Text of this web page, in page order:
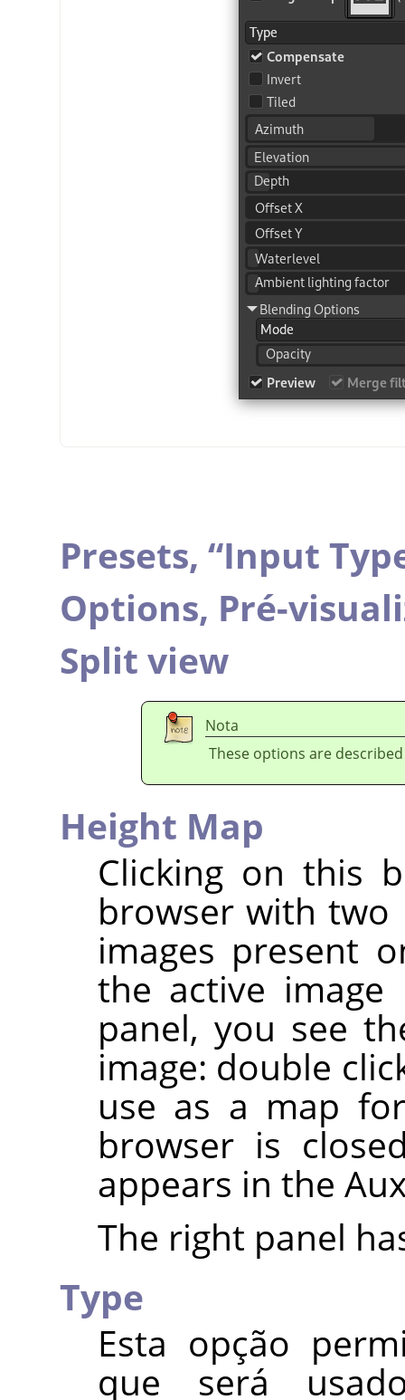
Presets, “Input
Options, Pré-
Split view
Nota
These options are
Height Map
Clicking on this
browser with two
images present
the active
panel, you see
image: double
use as a map
browser is
appears in the
The right panel
Type
Esta opção
que será